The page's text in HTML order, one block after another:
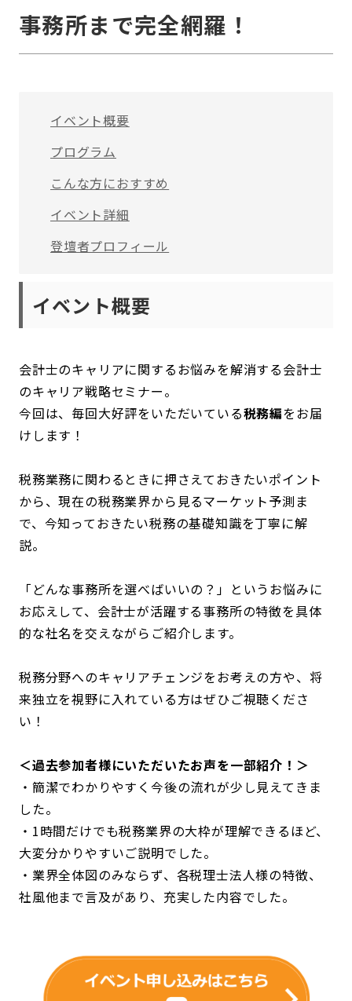
事務所まで完全網羅！
イベント概要
プログラム
こんな方におすすめ
イベント詳細
登壇者プロフィール
イベント概要
会計士のキャリアに関するお悩みを解消する会計士
のキャリア戦略セミナー。
今回は、毎回大好評をいただいている税務編をお届
けします！
税務業務に関わるときに押さえておきたいポイント
から、現在の税務業界から見るマーケット予測ま
で、今知っておきたい税務の基礎知識を丁寧に解
説。
「どんな事務所を選べばいいの？」というお悩みに
お応えして、会計士が活躍する事務所の特徴を具体
的な社名を交えながらご紹介します。
税務分野へのキャリアチェンジをお考えの方や、将
来独立を視野に入れている方はぜひご視聴くださ
い！
＜過去参加者様にいただいたお声を一部紹介！＞
・簡潔でわかりやすく今後の流れが少し見えてきま
した。
・1時間だけでも税務業界の大枠が理解できるほど、
大変分かりやすいご説明でした。
・業界全体図のみならず、各税理士法人様の特徴、
社風他まで言及があり、充実した内容でした。